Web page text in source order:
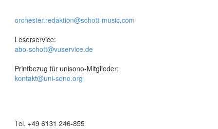
orchester.redaktion@schott-music.com
Leserservice:
abo-schott@vuservice.de
Printbezug für unisono-Mitglieder:
kontakt@uni-sono.org
Tel. +49 6131 246-855